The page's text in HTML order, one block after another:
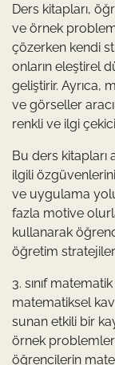
Ders kitapları,
ve örnek
çözerken kendi
onların eleştirel
geliştirir. Ayrıca,
ve görseller
renkli ve ilgi
Bu ders kitapları
ilgili
ve uygulama
fazla motive
kullanarak
öğretim
3. sınıf
matematiksel
sunan etkili bir
örnek
öğrencilerin